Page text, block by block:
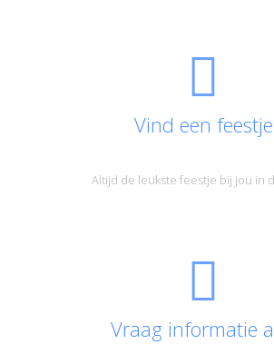
Vind een feestje
Altijd de leukste feestje bij jou in
Vraag informatie